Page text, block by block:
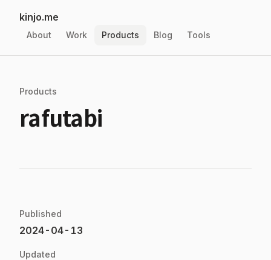
kinjo.me
About Work Products Blog Tools
Products
rafutabi
Published
2024-04-13
Updated